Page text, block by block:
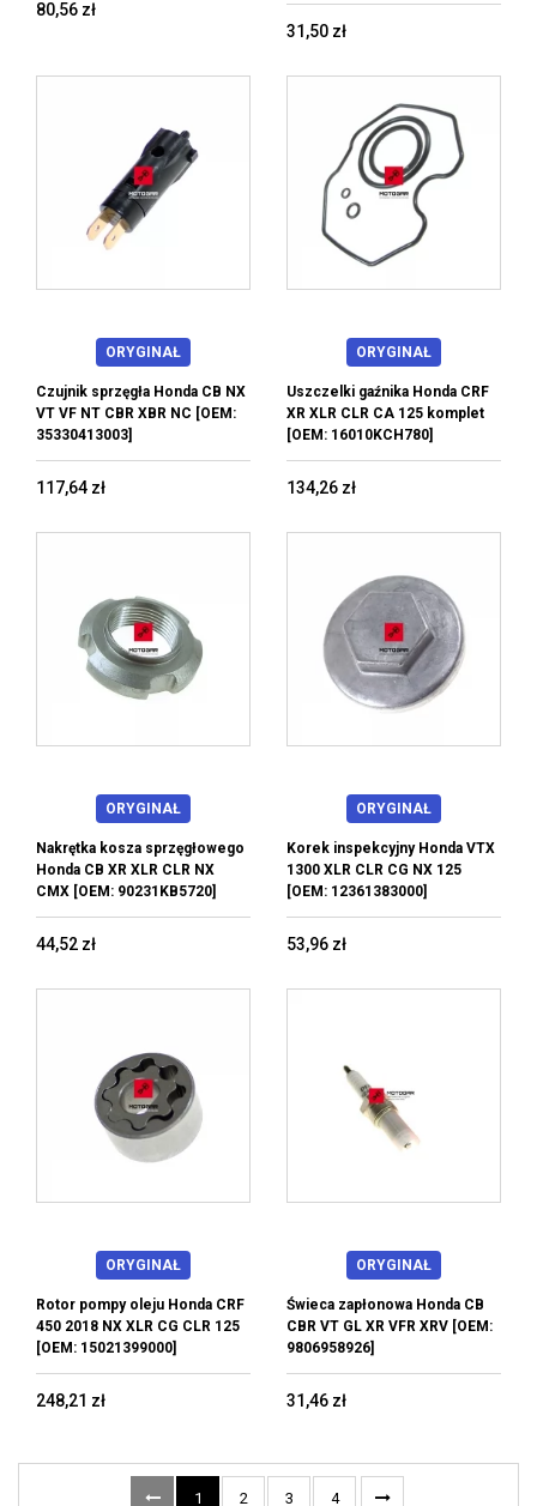
80,56 zł
31,50 zł
ORYGINAŁ
Czujnik sprzęgła Honda CB NX
VT VF NT CBR XBR NC [OEM:
35330413003]
117,64 zł
ORYGINAŁ
Uszczelki gaźnika Honda CRF
XR XLR CLR CA 125 komplet
[OEM: 16010KCH780]
134,26 zł
ORYGINAŁ
Nakrętka kosza sprzęgłowego
Honda CB XR XLR CLR NX
CMX [OEM: 90231KB5720]
44,52 zł
ORYGINAŁ
Korek inspekcyjny Honda VTX
1300 XLR CLR CG NX 125
[OEM: 12361383000]
53,96 zł
ORYGINAŁ
Rotor pompy oleju Honda CRF
450 2018 NX XLR CG CLR 125
[OEM: 15021399000]
248,21 zł
ORYGINAŁ
Świeca zapłonowa Honda CB
CBR VT GL XR VFR XRV [OEM:
9806958926]
31,46 zł
1 2 3 4